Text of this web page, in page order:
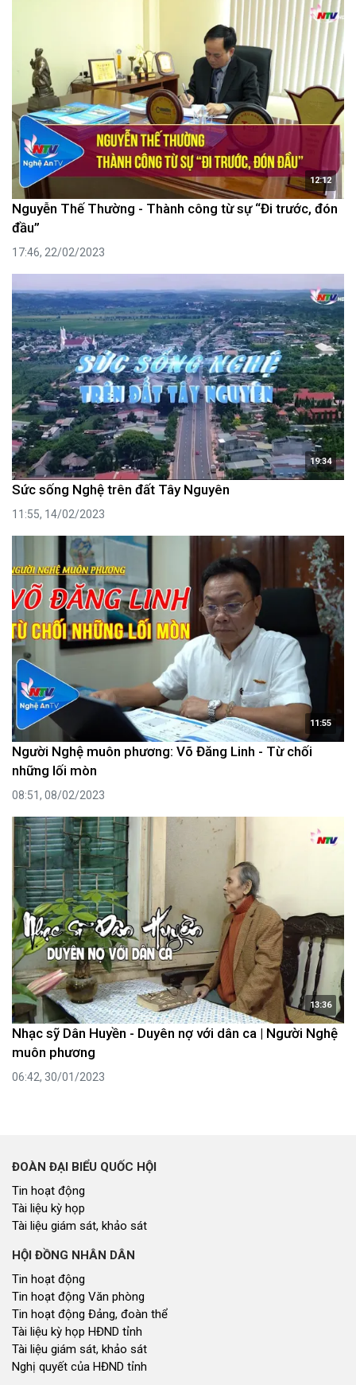
12:12
Nguyễn Thế Thường - Thành công từ sự “Đi trước, đón
đầu”
17:46, 22/02/2023
19:34
Sức sống Nghệ trên đất Tây Nguyên
11:55, 14/02/2023
11:55
Người Nghệ muôn phương: Võ Đăng Linh - Từ chối
những lối mòn
08:51, 08/02/2023
13:36
Nhạc sỹ Dân Huyền - Duyên nợ với dân ca | Người Nghệ
muôn phương
06:42, 30/01/2023
ĐOÀN ĐẠI BIỂU QUỐC HỘI
Tin hoạt động
Tài liệu kỳ họp
Tài liệu giám sát, khảo sát
HỘI ĐỒNG NHÂN DÂN
Tin hoạt động
Tin hoạt động Văn phòng
Tin hoạt động Đảng, đoàn thể
Tài liệu kỳ họp HĐND tỉnh
Tài liệu giám sát, khảo sát
Nghị quyết của HĐND tỉnh